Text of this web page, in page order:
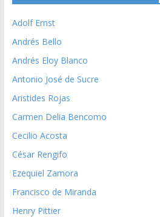
Adolf Ernst
Andrés Bello
Andrés Eloy Blanco
Antonio José de Sucre
Aristides Rojas
Carmen Delia Bencomo
Cecilio Acosta
César Rengifo
Ezequiel Zamora
Francisco de Miranda
Henry Pittier